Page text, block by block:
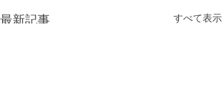
最新記事 すべて表示